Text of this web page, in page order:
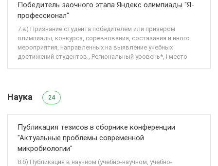
Победитель заочного этапа Яндекс олимпиады "Я-
профессионал"
7.в) Признание студента победителем или призером
олимпиады, конкурса, соревнования, состязания и иного
мероприятия, направленных на выявление учебных
достижений студентов., Региональный уровень*, I место
Наука 24
Публикация тезисов в сборнике конференции
"Актуальные проблемы современной
микробиологии"
8.б) Публикация в научном (учебно-научном, учебно-